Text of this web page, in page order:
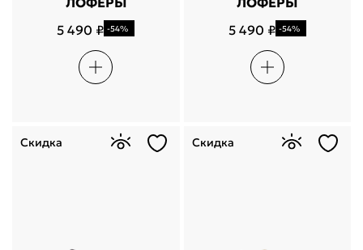
5 490 ₽ -54%
5 490 ₽ -54%
Скидка Скидка